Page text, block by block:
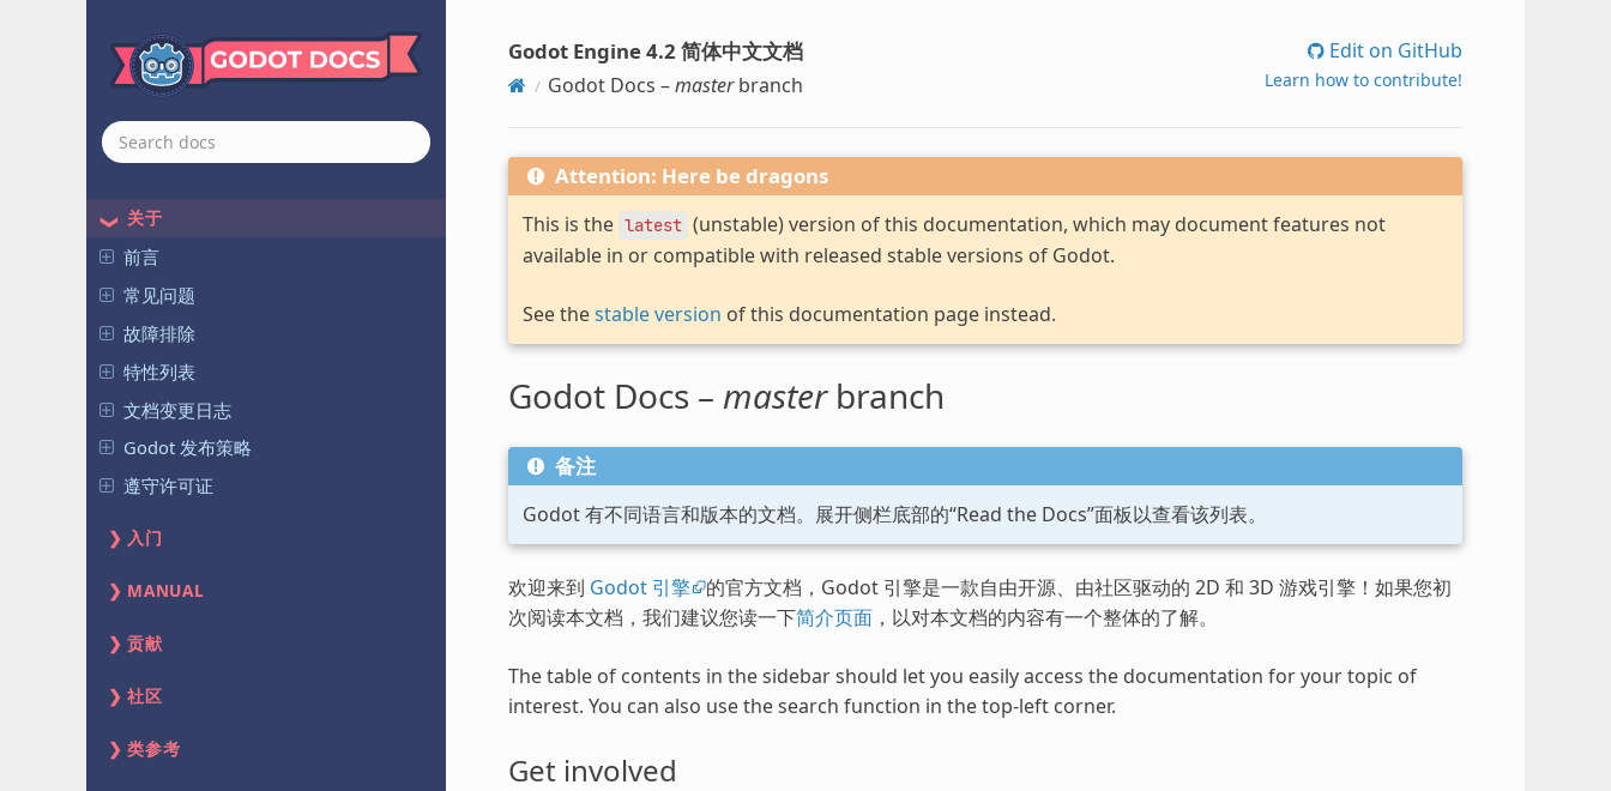
关于
前言
常见问题
故障排除
特性列表
文档变更日志
Godot 发布策略
遵守许可证
入门
MANUAL
贡献
社区
类参考
Godot Engine 4.2 简体中文文档
Godot Docs –masterbranch
Edit on GitHub
Learn how to contribute!
Attention: Here be dragons
This is the latest (unstable) version of this documentation, which may document features not
available in or compatible with released stable versions of Godot.
See thestable version of this documentation page instead.
Godot Docs – masterbranch
备注
Godot 有不同语言和版本的文档。展开侧栏底部的“Read the Docs”面板以查看该列表。
欢迎来到 Godot 引擎 的官方文档，Godot 引擎是一款自由开源、由社区驱动的 2D 和 3D 游戏引擎！如果您初
次阅读本文档，我们建议您读一下简介页面，以对本文档的内容有一个整体的了解。
The table of contents in the sidebar should let you easily access the documentation for your topic of
interest. You can also use the search function in the top-left corner.
Get involved